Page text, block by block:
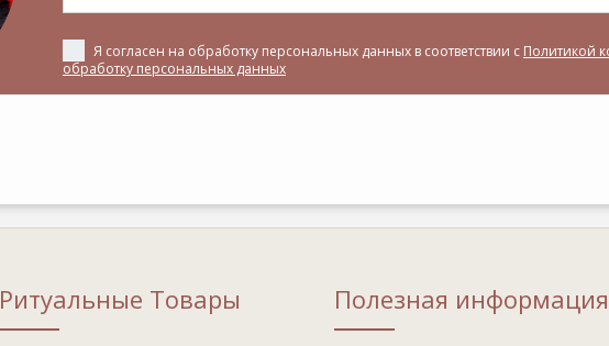
Я согласен на обработку персональных данных в соответствии с Политикой
обработку персональных данных
Ритуальные Товары Полезная информация